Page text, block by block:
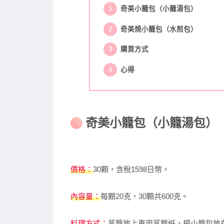
奇美小籠包（小籠湯包）
奇美焼小籠包（水煎包）
購買方式
心得
奇美小籠包（小籠湯包）
價格：30顆，含稅1598日幣。
內容量：每顆20克，30顆共600克。